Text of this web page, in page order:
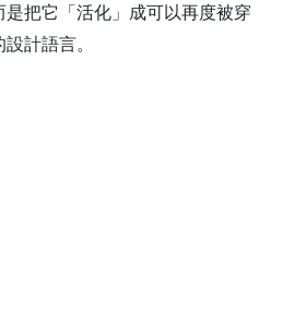
把它「活化」成可以再度被穿
計語言。